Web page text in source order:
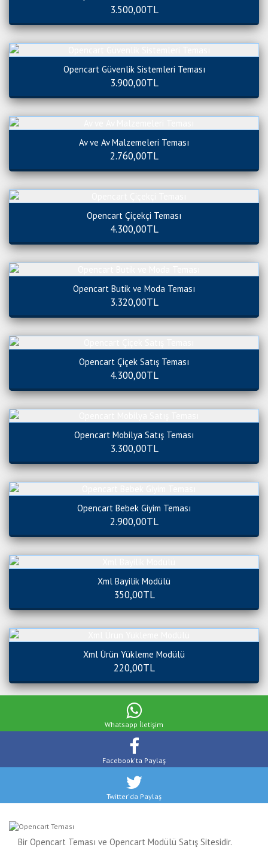
3.500,00TL
Opencart Güvenlik Sistemleri Teması
3.900,00TL
Av ve Av Malzemeleri Teması
2.760,00TL
Opencart Çiçekçi Teması
4.300,00TL
Opencart Butik ve Moda Teması
3.320,00TL
Opencart Çiçek Satış Teması
4.300,00TL
Opencart Mobilya Satış Teması
3.300,00TL
Opencart Bebek Giyim Teması
2.900,00TL
Xml Bayilik Modülü
350,00TL
Xml Ürün Yükleme Modülü
220,00TL
Whatsapp İletişim
Facebook'ta Paylaş
Twitter'da Paylaş
Bir Opencart Teması ve Opencart Modülü Satış Sitesidir.